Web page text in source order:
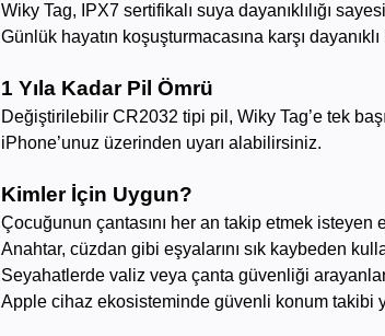
Wiky Tag, IPX7 sertifikalı suya dayanıklılığı
Günlük hayatın koşuşturmacasına karşı
1 Yıla Kadar Pil Ömrü
Değiştirilebilir CR2032 tipi pil, Wiky Tag’e tek
iPhone’unuz üzerinden uyarı alabilirsiniz.
Kimler İçin Uygun?
Çocuğunun çantasını her an takip etmek isteyen
Anahtar, cüzdan gibi eşyalarını sık kaybeden
Seyahatlerde valiz veya çanta güvenliği
Apple cihaz ekosisteminde güvenli konum takibi